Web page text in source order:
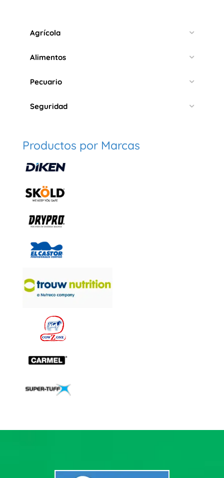
Agrícola
Alimentos
Pecuario
Seguridad
Productos por Marcas